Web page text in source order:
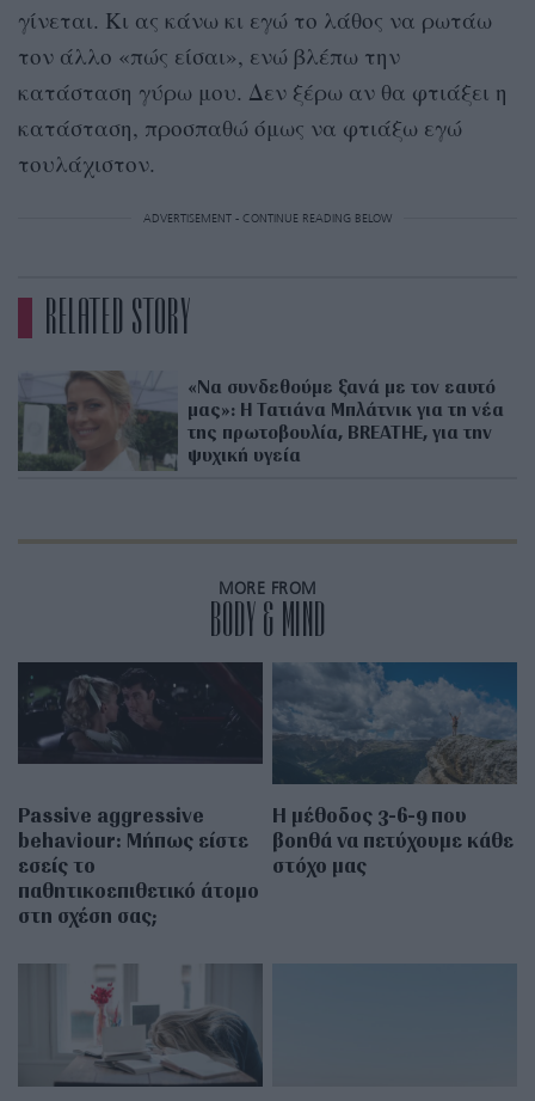
γίνεται. Κι ας κάνω κι εγώ το λάθος να ρωτάω
τον άλλο «πώς είσαι», ενώ βλέπω την
κατάσταση γύρω μου. Δεν ξέρω αν θα φτιάξει η
κατάσταση, προσπαθώ όμως να φτιάξω εγώ
τουλάχιστον.
ADVERTISEMENT - CONTINUE READING BELOW
RELATED STORY
«Να συνδεθούμε ξανά με τον εαυτό
μας»: Η Τατιάνα Μπλάτνικ για τη νέα
της πρωτοβουλία, BREATHE, για την
ψυχική υγεία
MORE FROM
BODY & MIND
Passive aggressive
behaviour: Μήπως είστε
εσείς το
παθητικοεπιθετικό άτομο
στη σχέση σας;
Η μέθοδος 3-6-9 που
βοηθά να πετύχουμε κάθε
στόχο μας